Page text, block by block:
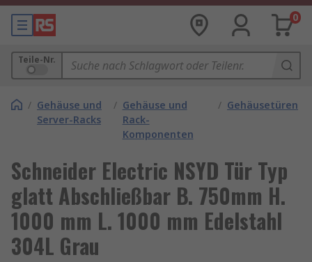
0
Teile-Nr.
/ Gehäuse und
Server-Racks
/ Gehäuse und
Rack-
Komponenten
/ Gehäusetüren
Schneider Electric NSYD Tür Typ
glatt Abschließbar B. 750mm H.
1000 mm L. 1000 mm Edelstahl
304L Grau